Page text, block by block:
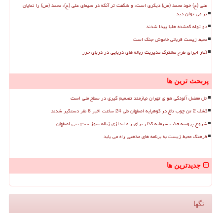
علی (ع) خود محمد (ص) دیگری است، و شگفت تر آنکه در سیمای علی (ع)، محمد (ص) را نمایان
تر می توان دید
دو توله گمشده هلیا پیدا شدند
محیط زیست قربانی خاموش جنگ است
آغاز اجرای طرح مشترک مدیریت زباله های دریایی در دریای خزر
پربحث ترین ها
حل معضل آلودگی هوای تهران نیازمند تصمیم گیری در سطح ملی است
کشف 2 تن چوب تاغ در کوهپایه اصفهان طی 24 ساعت اخیر 8 نفر دستگیر شدند
شروع پروسه جذب سرمایه گذار برای راه اندازی زباله سوز ۳۰۰ تنی اصفهان
فرهنگ محیط زیست به برنامه های مذهبی راه می یابد
جدیدترین ها
تگها